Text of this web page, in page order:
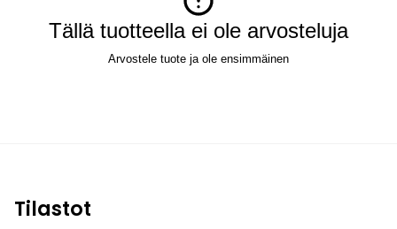
Tällä tuotteella ei ole arvosteluja
Arvostele tuote ja ole ensimmäinen
Tilastot